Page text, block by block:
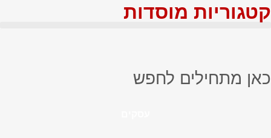
קטגוריות מוסדות
כאן מתחילים לחפש